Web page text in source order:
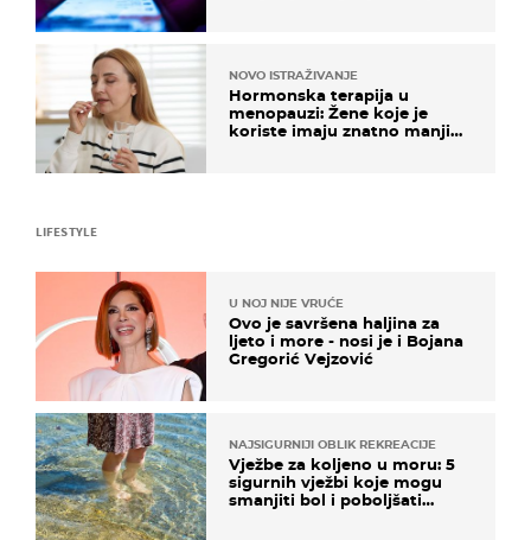
NOVO ISTRAŽIVANJE
Hormonska terapija u
menopauzi: Žene koje je
koriste imaju znatno manji
LIFESTYLE
U NOJ NIJE VRUĆE
Ovo je savršena haljina za
ljeto i more - nosi je i Bojana
Gregorić Vejzović
NAJSIGURNIJI OBLIK REKREACIJE
Vježbe za koljeno u moru: 5
sigurnih vježbi koje mogu
smanjiti bol i poboljšati